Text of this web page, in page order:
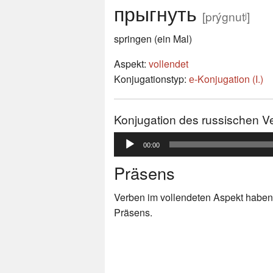
прыгнуть [prýgnutʲ]
springen (ein Mal)
Aspekt: vollendet
Konjugationstyp: е-Konjugation (I.)
Konjugation des russischen
Audio-
Player
00:00
Präsens
Verben im vollendeten Aspekt
Präsens.